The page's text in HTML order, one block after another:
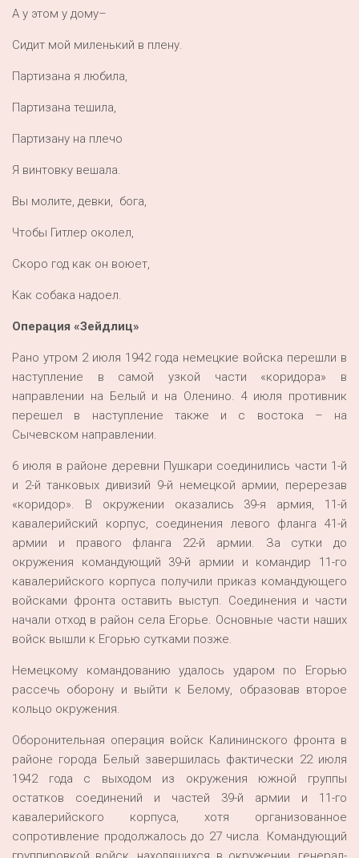
А у этом у дому–
Сидит мой миленький в плену.
Партизана я любила,
Партизана тешила,
Партизану на плечо
Я винтовку вешала.
Вы молите, девки, бога,
Чтобы Гитлер околел,
Скоро год как он воюет,
Как собака надоел.
Операция «Зейдлиц»
Рано утром 2 июля 1942 года немецкие войска перешли в
наступление в самой узкой части «коридора» в
направлении на Белый и на Оленино. 4 июля противник
перешел в наступление также и с востока – на
Сычевском направлении.
6 июля в районе деревни Пушкари соединились части 1-й
и 2-й танковых дивизий 9-й немецкой армии, перерезав
«коридор». В окружении оказались 39-я армия, 11-й
кавалерийский корпус, соединения левого фланга 41-й
армии и правого фланга 22-й армии. За сутки до
окружения командующий 39-й армии и командир 11-го
кавалерийского корпуса получили приказ командующего
войсками фронта оставить выступ. Соединения и части
начали отход в район села Егорье. Основные части наших
войск вышли к Егорью сутками позже.
Немецкому командованию удалось ударом по Егорью
рассечь оборону и выйти к Белому, образовав второе
кольцо окружения.
Оборонительная операция войск Калининского фронта в
районе города Белый завершилась фактически 22 июля
1942 года с выходом из окружения южной группы
остатков соединений и частей 39-й армии и 11-го
кавалерийского корпуса, хотя организованное
сопротивление продолжалось до 27 числа. Командующий